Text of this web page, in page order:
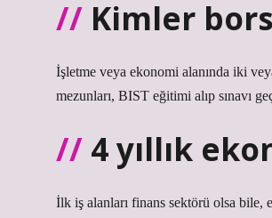
Kimler
İşletme veya ekonomi alanında iki
mezunları, BIST eğitimi alıp sınavı
4 yıllık
İlk iş alanları finans sektörü olsa bile,